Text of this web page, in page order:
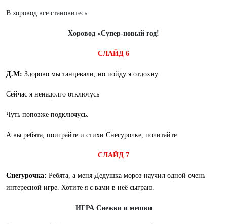
В хоровод все становитесь
Хоровод «Супер-новый год!
СЛАЙД 6
Д.М: Здорово мы танцевали, но пойду я отдохну.
Сейчас я ненадолго отключусь
Чуть попозже подключусь.
А вы ребята, поиграйте и стихи Снегурочке, почитайте.
СЛАЙД 7
Снегурочка: Ребята, а меня Дедушка мороз научил одной очень
интересной игре. Хотите я с вами в неё сыграю.
ИГРА Снежки и мешки